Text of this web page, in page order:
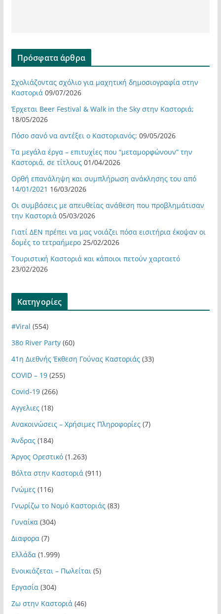
Πρόσφατα άρθρα
Σχολιάζοντας σχόλιο για μαχητική δημοσιογραφία στην
Καστοριά 09/07/2026
Έρχεται Beer Festival & Walk in the Sky στην Καστοριά;
18/05/2026
Πόσο σανό να αντέξει ο Καστοριανός; 09/05/2026
Τα μεγάλα έργα – επιτυχίες που “μεταμορφώνουν” την
Καστοριά, σε τίτλους 01/04/2026
Ορθή επανάληψη και συμπλήρωση ανάκλησης του από
14/01/2021 16/03/2026
Οι συμβάσεις με απευθείας ανάθεση που προβλημάτισαν
την Καστοριά 05/03/2026
Γιατί ΔΕΝ πρέπει να μας νοιάζει πόσα εισιτήρια έκοψαν οι
δομές το τετραήμερο 25/02/2026
Τουριστική Καστοριά και κάποιοι πετούν χαρταετό
23/02/2026
Kατηγορίες
#Viral (554)
38ο River Party(60)
41η Διεθνής Έκθεση Γούνας Καστοριάς(33)
COVID – 19(255)
Covid-19(266)
Αγγελιες(18)
Ανακοινώσεις – Χρήσιμες Πληροφορίες(7)
Άνδρας(184)
Άργος Ορεστικό(1.263)
Βόλτα στην Καστοριά (911)
Γνώμες(116)
Γνωρίζω το Νομό Καστοριάς(83)
Γυναίκα (304)
Διαφορα (7)
Ελλάδα (1.999)
Ενοικιάζεται – Πωλείται (5)
Εργασία (304)
Ζω στην Καστοριά (46)